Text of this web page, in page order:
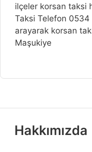
ilçeler korsan taksi
Taksi Telefon 0534
arayarak korsan
Maşukiye
Hakkımızda